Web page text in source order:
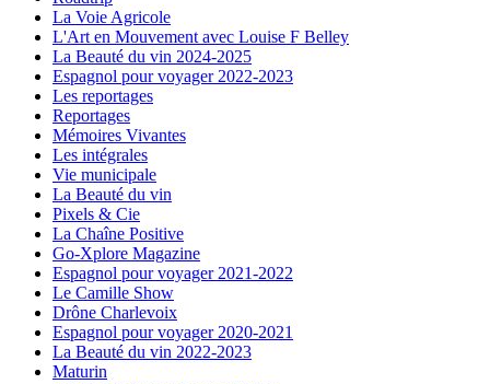
La Voie Agricole
L'Art en Mouvement avec Louise F Belley
La Beauté du vin 2024-2025
Espagnol pour voyager 2022-2023
Les reportages
Reportages
Mémoires Vivantes
Les intégrales
Vie municipale
La Beauté du vin
Pixels & Cie
La Chaîne Positive
Go-Xplore Magazine
Espagnol pour voyager 2021-2022
Le Camille Show
Drône Charlevoix
Espagnol pour voyager 2020-2021
La Beauté du vin 2022-2023
Maturin